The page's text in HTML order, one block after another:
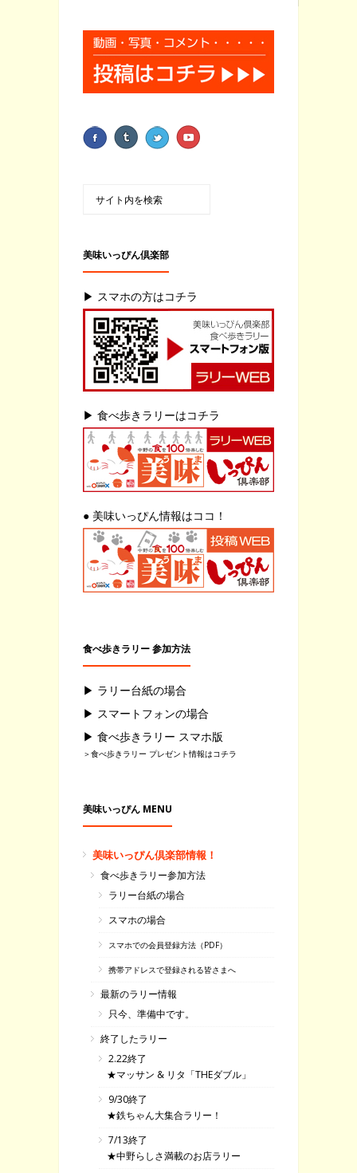
美味いっぴん倶楽部
▶ スマホの方はコチラ
▶ 食べ歩きラリーはコチラ
● 美味いっぴん情報はココ！
食べ歩きラリー 参加方法
▶ ラリー台紙の場合
▶ スマートフォンの場合
▶ 食べ歩きラリー スマホ版
＞食べ歩きラリー プレゼント情報はコチラ
美味いっぴん MENU
美味いっぴん倶楽部情報！
食べ歩きラリー参加方法
ラリー台紙の場合
スマホの場合
スマホでの会員登録方法（PDF）
携帯アドレスで登録される皆さまへ
最新のラリー情報
只今、準備中です。
終了したラリー
2.22終了
★マッサン & リタ「THEダブル」
9/30終了
★鉄ちゃん大集合ラリー！
7/13終了
★中野らしさ満載のお店ラリー